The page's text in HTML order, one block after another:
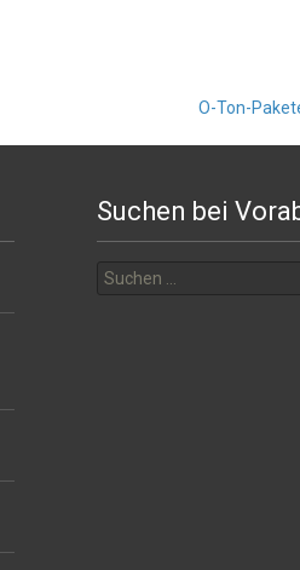
O-Ton-
Suchen bei
nach: